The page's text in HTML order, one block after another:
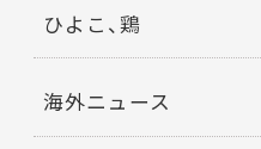
ひよこ、鶏
海外ニュース